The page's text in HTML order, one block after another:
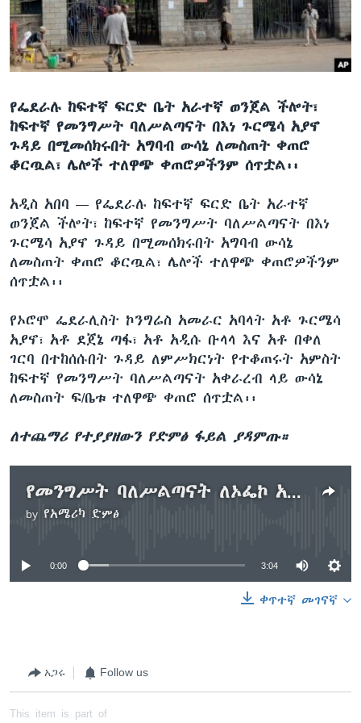
ቋንቋዎች
የፌደራሉ ከፍተኛ ፍርድ ቤት አራተኛ ወንጀል ችሎት፣
ከፍተኛ የመንግሥት ባለሥልጣናት በእነ ጉርሜሳ አያኖ
ጉዳይ በሚመሰክሩበት አግባብ ውሳኔ ለመስጠት ቀጠሮ
ቆርጧል፣ ሌሎች ተለዋጭ ቀጠሮዎችንም ሰጥቷል፡፡
አዲስ አበባ — የፌደራሉ ከፍተኛ ፍርድ ቤት አራተኛ
ወንጀል ችሎት፣ ከፍተኛ የመንግሥት ባለሥልጣናት በእነ
ጉርሜሳ አያኖ ጉዳይ በሚመሰክሩበት አግባብ ውሳኔ
ለመስጠት ቀጠሮ ቆርጧል፣ ሌሎች ተለዋጭ ቀጠሮዎችንም
ሰጥቷል፡፡
የኦሮሞ ፌደራሊስት ኮንግሬስ አመራር አባላት አቶ ጉርሜሳ
አያኖ፣ አቶ ደጀኔ ጣፋ፣ አቶ አዲሱ ቡላላ እና አቶ በቀለ
ገርባ በተከሰሱበት ጉዳይ ለምሥክርነት የተቆጠሩት አምስት
ከፍተኛ የመንግሥት ባለሥልጣናት አቀራረብ ላይ ውሳኔ
ለመስጠት ፍ/ቤቱ ተለዋጭ ቀጠሮ ሰጥቷል፡፡
ለተጨማሪ የተያያዘውን የድምፅ ፋይል ያዳምጡ።
የመንግሥት ባለሥልጣናት ለኦፌኮ አባላት ምስክርነት ውሳኔ ቀጠሮ ተሰጠ
by የአሜሪካ ድምፅ
No media source currently available
0:00 3:04
ቀጥተኛ መገናኛ
አጋሩ Follow us
This item is part of